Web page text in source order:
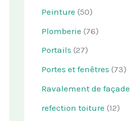
Peinture (50)
Plomberie (76)
Portails (27)
Portes et fenêtres (73)
Ravalement de façade
refection toiture (12)